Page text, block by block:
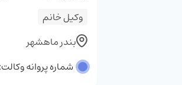
وکیل خانم
بندر ماهشهر
شماره پروانه وکالت: 26461